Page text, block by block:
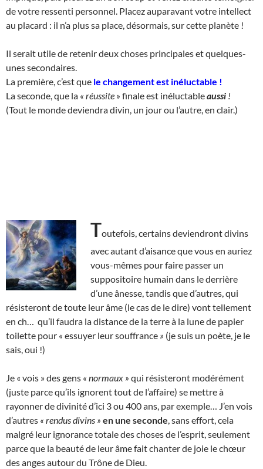
de votre ressenti personnel. Placez auparavant votre intellect
au placard : il n’a plus sa place, désormais, sur cette planète !
Il serait utile de retenir deux choses principales et quelques-
unes secondaires.
La première, c’est que le changement est inéluctable !
La seconde, que la « réussite » finale est inéluctableaussi !
(Tout le monde deviendra divin, un jour ou l’autre, en clair.)
Toutefois, certains deviendront divins
avec autant d’aisance que vous en auriez
vous-mêmes pour faire passer un
suppositoire humain dans le derrière
d’une ânesse, tandis que d’autres, qui
résisteront de toute leur âme (le cas de le dire) vont tellement
en ch… qu’il faudra la distance de la terre à la lune de papier
toilette pour « essuyer leur souffrance » (je suis un poète, je le
sais, oui !)
Je « vois » des gens « normaux » qui résisteront modérément
(juste parce qu’ils ignorent tout de l’affaire) se mettre à
rayonner de divinité d’ici 3 ou 400 ans, par exemple… J’en vois
d’autres « rendus divins » en une seconde , sans effort, cela
malgré leur ignorance totale des choses de l’esprit, seulement
parce que la beauté de leur âme fait chanter de joie le chœur
des anges autour du Trône de Dieu.